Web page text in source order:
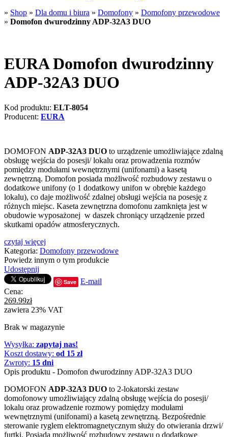
» Shop » Dla domu i biura » Domofony » Domofony przewodowe
» Domofon dwurodzinny ADP-32A3 DUO
EURA Domofon dwurodzinny
ADP-32A3 DUO
Kod produktu: ELT-8054
Producent: EURA
DOMOFON ADP-32A3 DUO to urządzenie umożliwiające zdalną
obsługę wejścia do posesji/ lokalu oraz prowadzenia rozmów
pomiędzy modułami wewnętrznymi (unifonami) a kasetą
zewnętrzną. Domofon posiada możliwość rozbudowy zestawu o
dodatkowe unifony (o 1 dodatkowy unifon w obrębie każdego
lokalu), co daje możliwość zdalnej obsługi wejścia na posesję z
różnych miejsc. Kaseta zewnętrzna domofonu zamknięta jest w
obudowie wyposażonej w daszek chroniący urządzenie przed
skutkami opadów atmosferycznych.
czytaj więcej
Kategoria: Domofony przewodowe
Powiedz innym o tym produkcie
Udostępnij
Save E-mail
Cena:
269.99zł
zawiera 23% VAT
Brak w magazynie
Wysyłka: zapytaj nas!
Koszt dostawy: od 15 zł
Zwroty: 15 dni
Opis produktu - Domofon dwurodzinny ADP-32A3 DUO
DOMOFON ADP-32A3 DUO to 2-lokatorski zestaw
domofonowy umożliwiający zdalną obsługę wejścia do posesji/
lokalu oraz prowadzenie rozmowy pomiędzy modułami
wewnętrznymi (unifonami) a kasetą zewnętrzną. Bezpośrednie
sterowanie ryglem elektromagnetycznym służy do otwierania drzwi/
furtki. Posiada możliwość rozbudowy zestawu o dodatkowe